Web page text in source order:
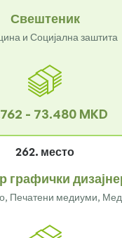
Свештеник
и Социјална заштита
- 73.480 MKD
262. место
графички
Печатени медиуми,